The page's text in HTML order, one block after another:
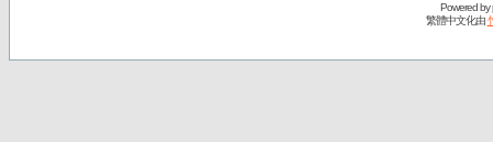
Powered by
繁體中文化由